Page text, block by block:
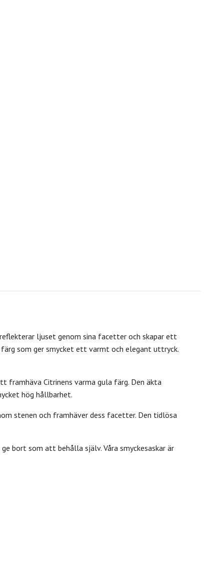
ljuset genom sina facetter och skapar ett
som ger smycket ett varmt och elegant uttryck.
framhäva Citrinens varma gula färg. Den äkta
hög hållbarhet.
stenen och framhäver dess facetter. Den tidlösa
bort som att behålla själv. Våra smyckesaskar är